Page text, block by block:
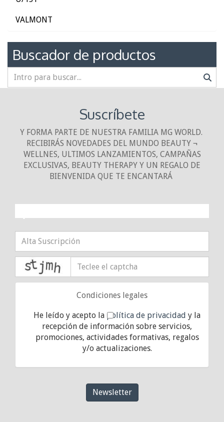
VALMONT
Buscador de productos
Suscríbete
Y FORMA PARTE DE NUESTRA FAMILIA MG WORLD.
RECIBIRÁS NOVEDADES DEL MUNDO BEAUTY ¬
WELLNES, ULTIMOS LANZAMIENTOS, CAMPAÑAS
EXCLUSIVAS, BEAUTY THERAPY Y UN REGALO DE
BIENVENIDA QUE TE ENCANTARÁ
Condiciones legales
He leído y acepto la política de privacidad y la
recepción de información sobre servicios,
promociones, actividades formativas, regalos
y/o actualizaciones.
Newsletter